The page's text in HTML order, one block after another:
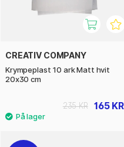
CREATIV COMPANY
Krympeplast 10 ark Matt hvit
20x30 cm
165 KR
235 KR